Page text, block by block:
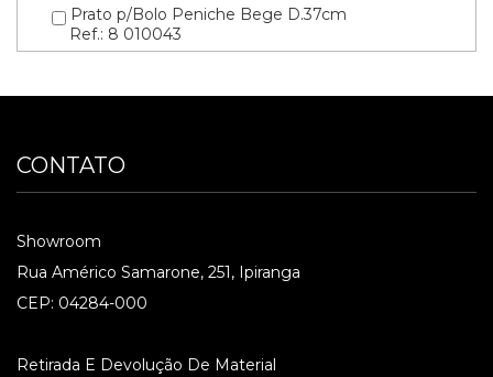
Prato p/Bolo Peniche Bege D.37cm
Ref.: 8 010043
CONTATO
Showroom
Rua Américo Samarone, 251, Ipiranga
CEP: 04284-000
Retirada E Devolução De Material